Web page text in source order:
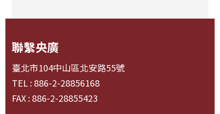
聯繫央廣
臺北市104中山區北安路55號
TEL : 886-2-28856168
FAX : 886-2-28855423